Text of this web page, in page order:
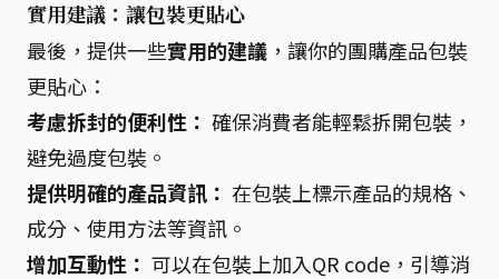
實用建議：讓包裝更貼心
最後，提供一些實用的建議 ，讓你的團購產品包裝
更貼心：
考慮拆封的便利性： 確保消費者能輕鬆拆開包裝，
避免過度包裝。
提供明確的產品資訊： 在包裝上標示產品的規格、
成分、使用方法等資訊。
增加互動性： 可以在包裝上加入QR code，引導消